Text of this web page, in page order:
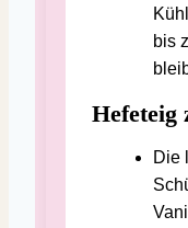
bis
Hefeteig
Die